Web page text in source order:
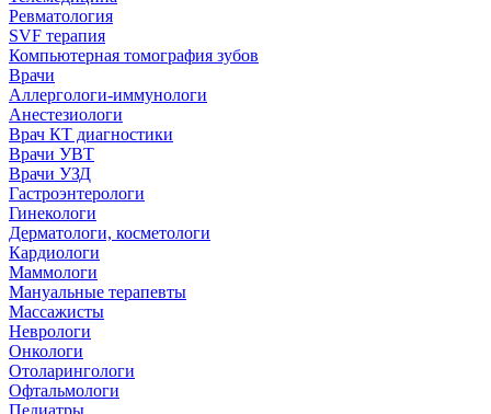
Ревматология
SVF терапия
Компьютерная томография зубов
Врачи
Аллергологи-иммунологи
Анестезиологи
Врач КТ диагностики
Врачи УВТ
Врачи УЗД
Гастроэнтерологи
Гинекологи
Дерматологи, косметологи
Кардиологи
Маммологи
Мануальные терапевты
Массажисты
Неврологи
Онкологи
Отоларингологи
Офтальмологи
Педиатры